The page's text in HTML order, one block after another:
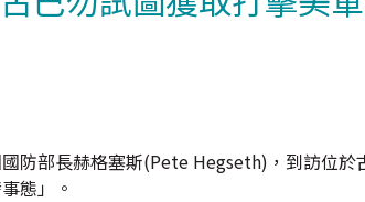
防部長赫格塞斯(Pete Hegseth)，到訪位
態」。